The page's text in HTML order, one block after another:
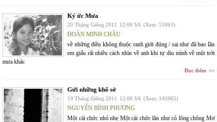
Ký ức Mưa
20 Tháng Giêng 2011 12:00 SA (Xem: 51863)
ĐOÀN MINH CHÂU
về những điều không thuộc ranh giới đúng / sai như đã bao lần
em giấu rất nhiều cách nhìn về anh khi tự dìu mình về một trời
mưa khác
Đọc thêm
Gửi những khổ sở
19 Tháng Giêng 2011 12:00 SA (Xem: 141065)
NGUYỄN BÌNH PHƯƠNG
Một cái chức nhỏ nhẹ Một cái chức lăn như cỏ lông chông Mơ